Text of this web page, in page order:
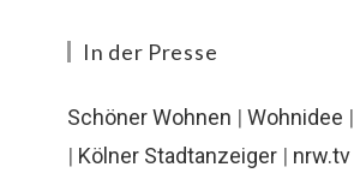
In der Presse
Schöner Wohnen | Wohnidee |
| Kölner Stadtanzeiger | nrw.tv